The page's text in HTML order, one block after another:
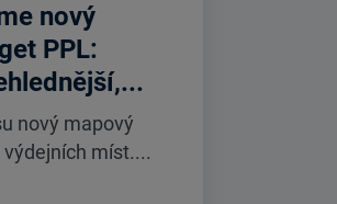
nový
PPL:
nový mapový
míst....